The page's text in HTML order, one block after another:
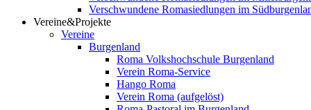
Verschwundene Romasiedlungen im
Vereine&Projekte
Vereine
Burgenland
Roma Volkshochschule Burgenland
Verein Roma-Service
Hango Roma
Verein Roma (aufgelöst)